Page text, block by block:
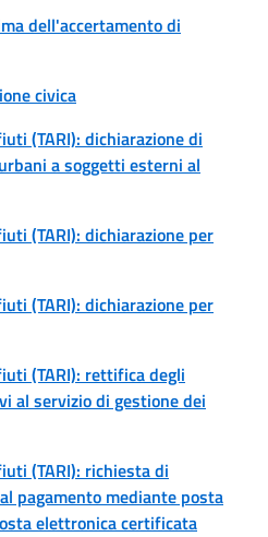
dell'accertamento di
civica
(TARI): dichiarazione di
a soggetti esterni al
(TARI): dichiarazione per
(TARI): dichiarazione per
(TARI): rettifica degli
al servizio di gestione dei
(TARI): richiesta di
pagamento mediante posta
elettronica certificata